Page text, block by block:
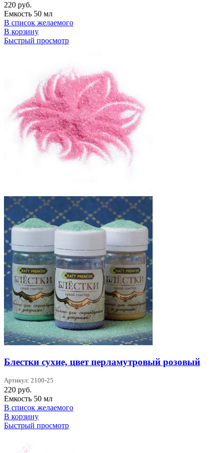
220 руб.
Емкость 50 мл
В список желаемого
В корзину
Быстрый просмотр
Блестки сухие, цвет перламутровый розовый
Артикул: 2100-25
220 руб.
Емкость 50 мл
В список желаемого
В корзину
Быстрый просмотр